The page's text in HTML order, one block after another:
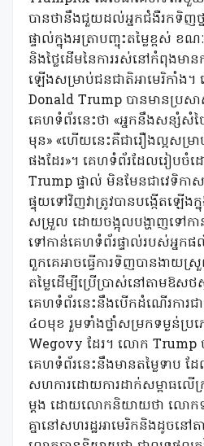
បានថានឹងជួយដល់អ្នកជំងឺរកទិញថ្ន
ផ្ទាល់ក្នុងអត្រាបញ្ចុះតម្លៃខ្ពស់ ខ
និងថ្លៃដើមនៃការរស់នៅកំពុងមានក
ឡើងសម្រាប់ជនជាតិអាមេរិកាំង
Donald Trump បានមានប្រស
គេហទំព័រនេះថា «អ្នកនឹងសន្សំសំច
មុន» «ហើយនេះគឺជារឿងល្អសម្រ
ផងដែរ»។ គេហទំព័រដែលរៀបចំ
Trump ផ្ទាល់ មិនមែនជាវេទិកា
ផ្ទុយទៅវិញវាត្រូវបានបង្កើតឡើង
សម្រួល ដោយចង្អុលបង្ហាញទៅកា
ទៅកាន់គេហទំព័រផ្ទាល់របស់អ្នកផ
ពួកគេអាចធ្វើការទិញបានងាយស្
តម្លៃដើម្បីប្រើប្រាស់នៅតាមឱសថ
គេហទំព័រនេះនឹងបើកដំណើរការជ
៤០មុខ រួមទាំងថ្នាំសម្រកទម្ងន់ប្
Wegovy ដែរ។ លោក Trump
គេហទំព័រនេះនឹងមានតម្លៃទាប
សហការដោយការដាក់សម្ពាធលើ
ម្តង ដោយលោកនិយាយថា លោកទា
គ្នានៅសហរដ្ឋអាមេរិកនិងដូចនៅ